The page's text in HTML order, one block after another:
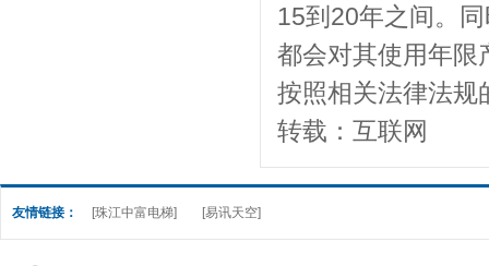
15到20年之间。
都会对其使用年限
按照相关法律法规
转载：互联网
友情链接： [珠江中富电梯] [易讯天空]